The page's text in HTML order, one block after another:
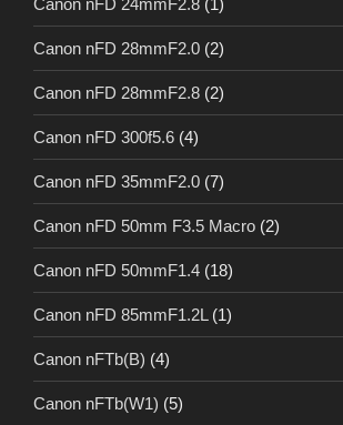
Canon nFD 28mmF2.0 (2)
Canon nFD 28mmF2.8 (2)
Canon nFD 300f5.6 (4)
Canon nFD 35mmF2.0 (7)
Canon nFD 50mm F3.5 Macro (2)
Canon nFD 50mmF1.4 (18)
Canon nFD 85mmF1.2L (1)
Canon nFTb(B) (4)
Canon nFTb(W1) (5)